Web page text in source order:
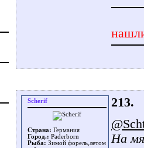
Scherif
Страна: Германия
Город.: Paderborn
Рыба: Зимой форель,летом
213.
На